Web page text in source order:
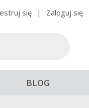
się | Zaloguj się
BLOG